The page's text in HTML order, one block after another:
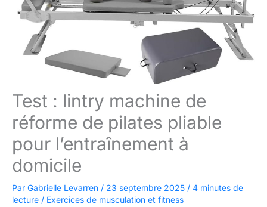
Test : lintry machine de
réforme de pilates pliable
pour l’entraînement à
domicile
Par Gabrielle Levarren / 23 septembre 2025 / 4 minutes de
lecture / Exercices de musculation et fitness